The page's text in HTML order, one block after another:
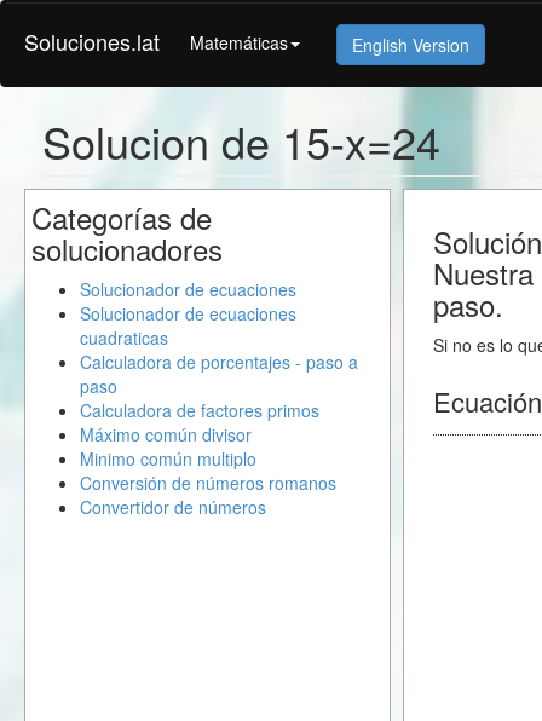
Soluciones.lat Matemáticas English Version
Solucion de 15-x=24
paso.
Si no es lo
Categorías de
solucionadores
Solucionador de ecuaciones
Solucionador de ecuaciones
cuadraticas
Calculadora de porcentajes - paso a
paso
Calculadora de factores primos
Máximo común divisor
Minimo común multiplo
Conversión de números romanos
Convertidor de números